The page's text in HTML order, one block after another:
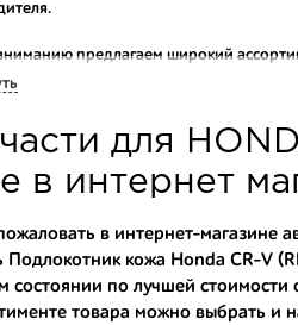
предлагаем широкий
и высококачественные
оптовые клиенты рекомендуют
оптовую партию деталей для
партию. Также мы поможем с
по цене;
с автомобилей, которые ездили
для
в интернет
в интернет-магазине
Подлокотник кожа Honda CR-V
состоянии по лучшей стоимости
товара можно выбрать и